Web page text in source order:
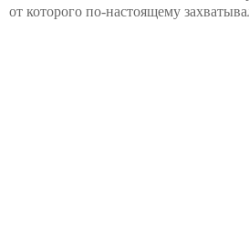
от которого по-настоящему